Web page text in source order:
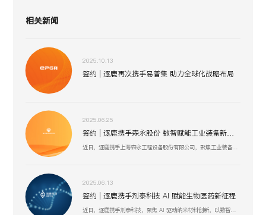
相关新闻
2025.10.13
签约 | 逐鹿再次携手易普集 助力全球化战略布局
2025.06.25
签约 | 逐鹿携手森永股份 数智赋能工业装备新生态
2025.06.13
签约 | 逐鹿携手剂泰科技 AI 赋能生物医药新征程
近日，逐鹿携手剂泰科技，聚焦 AI 驱动纳米材料创新，以数智化融合助力靶向药物递送与研发技术突破，赋能剂泰科技在疾病治疗新疗法探索、AI 平台迭代升级中加速前行，共筑生物医药数智化创新生态 。